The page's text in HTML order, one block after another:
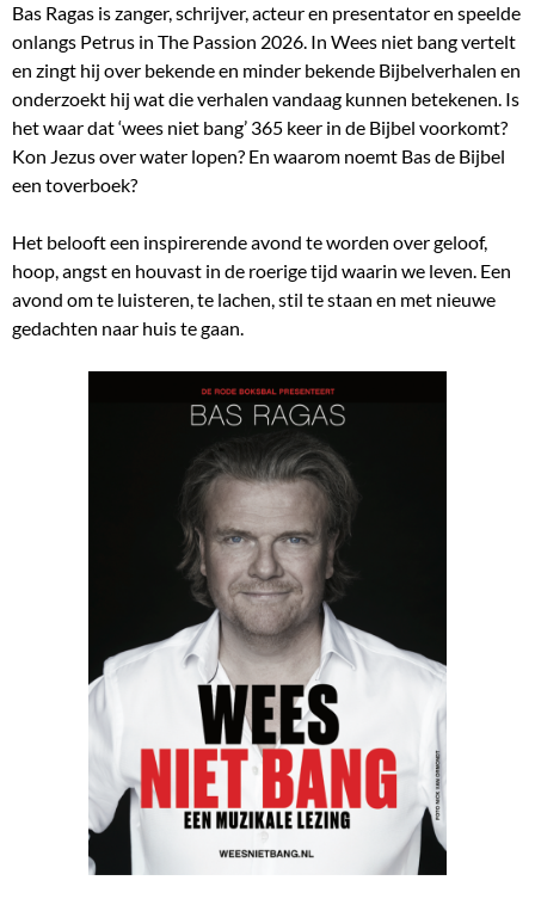
Bas Ragas is zanger, schrijver, acteur en presentator en speelde
onlangs Petrus in The Passion 2026. In Wees niet bang vertelt
en zingt hij over bekende en minder bekende Bijbelverhalen en
onderzoekt hij wat die verhalen vandaag kunnen betekenen. Is
het waar dat ‘wees niet bang’ 365 keer in de Bijbel voorkomt?
Kon Jezus over water lopen? En waarom noemt Bas de Bijbel
een toverboek?
Het belooft een inspirerende avond te worden over geloof,
hoop, angst en houvast in de roerige tijd waarin we leven. Een
avond om te luisteren, te lachen, stil te staan en met nieuwe
gedachten naar huis te gaan.